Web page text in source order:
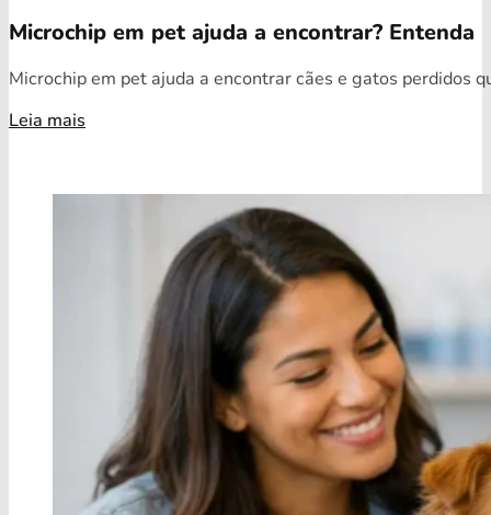
Microchip em pet ajuda a encontrar? Entenda
Microchip em pet ajuda a encontrar cães e gatos perdidos
Leia mais